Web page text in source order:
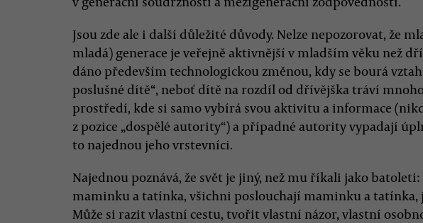
Jsou zde ale i další důležité důvody. Nelze nepozorovat, že
mladá) generace je veřejně aktivnější v mladším věku než
dáno především technologickou změnou, kdy se bourá
poslušné dítě“, neboť dítě na rozdíl od dřívějška tráví
prostředí, kde si samo vybírá svou aktivitu a informace
z pozice „dospělé autority“) a případné autority vypadají
to najednou jeho vrstevníci.
Najednou poznává, že svět je jiný, než mu říkali jako batoleti:
maminku a tatínka, všichni poslouchají maminku a tatínka,
Může si razit vlastní cestu, tvořit vlastní názor, vlastní